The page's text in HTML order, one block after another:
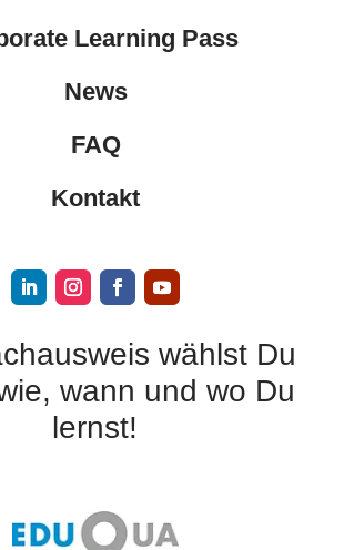
Learning Pass
News
FAQ
Kontakt
wählst Du
wann und wo Du
lernst!